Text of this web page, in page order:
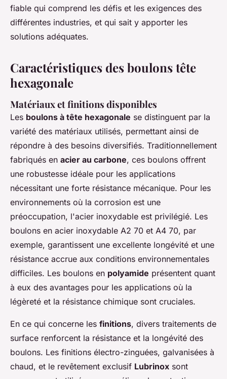
fiable qui comprend les défis et les exigences des
différentes industries, et qui sait y apporter les
solutions adéquates.
Caractéristiques des boulons tête
hexagonale
Matériaux et finitions disponibles
Les boulons à tête hexagonale se distinguent par la
variété des matériaux utilisés, permettant ainsi de
répondre à des besoins diversifiés. Traditionnellement
fabriqués en acier au carbone, ces boulons offrent
une robustesse idéale pour les applications
nécessitant une forte résistance mécanique. Pour les
environnements où la corrosion est une
préoccupation, l'acier inoxydable est privilégié. Les
boulons en acier inoxydable A2 70 et A4 70, par
exemple, garantissent une excellente longévité et une
résistance accrue aux conditions environnementales
difficiles. Les boulons en polyamide présentent quant
à eux des avantages pour les applications où la
légèreté et la résistance chimique sont cruciales.
En ce qui concerne les finitions, divers traitements de
surface renforcent la résistance et la longévité des
boulons. Les finitions électro-zinguées, galvanisées à
chaud, et le revêtement exclusif Lubrinox sont